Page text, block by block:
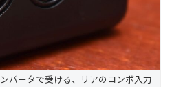
バータで受ける、リアのコンボ入力